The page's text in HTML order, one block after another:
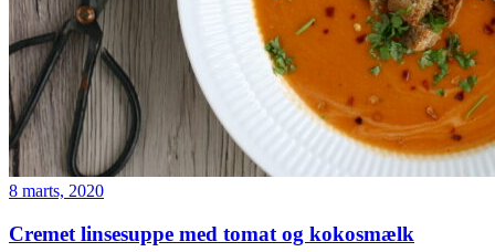
8 marts, 2020
Cremet linsesuppe med tomat og kokosmælk